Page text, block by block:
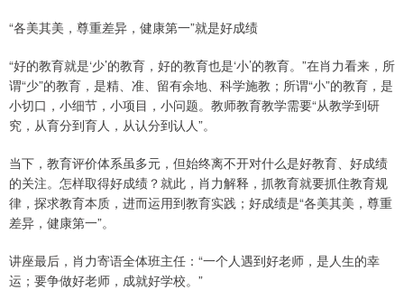
“各美其美，尊重差异，健康第一”就是好成绩
“好的教育就是‘少’的教育，好的教育也是‘小’的教育。”在肖力看来，所
谓“少”的教育，是精、准、留有余地、科学施教；所谓“小”的教育，是
小切口，小细节，小项目，小问题。教师教育教学需要“从教学到研
究，从育分到育人，从认分到认人”。
当下，教育评价体系虽多元，但始终离不开对什么是好教育、好成绩
的关注。怎样取得好成绩？就此，肖力解释，抓教育就要抓住教育规
律，探求教育本质，进而运用到教育实践；好成绩是“各美其美，尊重
差异，健康第一”。
讲座最后，肖力寄语全体班主任：“一个人遇到好老师，是人生的幸
运；要争做好老师，成就好学校。”